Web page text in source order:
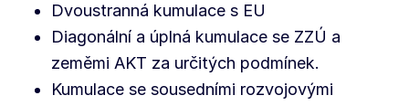
Dvoustranná kumulace s EU
Diagonální a úplná kumulace se ZZÚ a
zeměmi AKT za určitých podmínek.
Kumulace se sousedními rozvojovými